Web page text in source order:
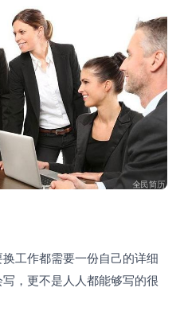
工作都需要一份自己的详细
，更不是人人都能够写的很